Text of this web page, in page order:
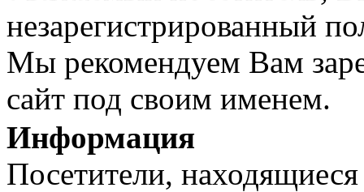
незарегистрированный
Мы рекомендуем Вам
сайт под своим именем.
Информация
Посетители,